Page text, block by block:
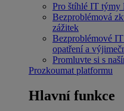
Pro štíhlé IT týmy
Bezproblémová
zážitek
Bezproblémové
opatření a
Promluvte si s
Prozkoumat platformu
Hlavní funkce